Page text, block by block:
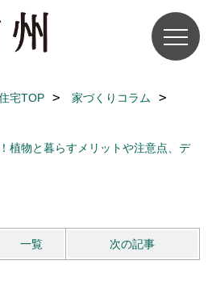
宅TOP
家づくりコラム
植物と暮らすメリットや注意点、デ
一覧 次の記事